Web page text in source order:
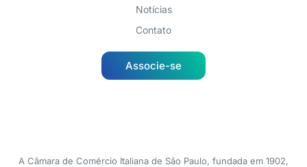
Notícias
Contato
Associe-se
A Câmara de Comércio Italiana de São Paulo, fundada em 1902,